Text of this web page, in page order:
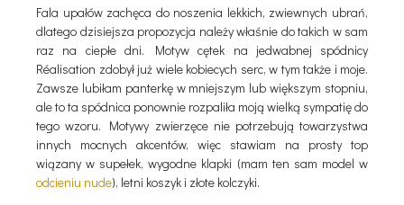
Fala upałów zachęca do noszenia lekkich, zwiewnych ubrań,
dlatego dzisiejsza propozycja należy właśnie do takich w sam
raz na ciepłe dni. Motyw cętek na jedwabnej spódnicy
Réalisation zdobył już wiele kobiecych serc, w tym także i moje.
Zawsze lubiłam panterkę w mniejszym lub większym stopniu,
ale to ta spódnica ponownie rozpaliła moją wielką sympatię do
tego wzoru. Motywy zwierzęce nie potrzebują towarzystwa
innych mocnych akcentów, więc stawiam na prosty top
wiązany w supełek, wygodne klapki (mam ten sam model w
odcieniu nude), letni koszyk i złote kolczyki.